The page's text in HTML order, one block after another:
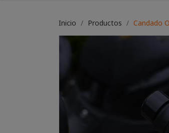
Inicio Productos Candado